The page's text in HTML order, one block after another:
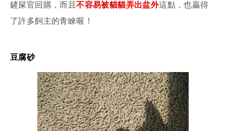
鏟屎官回購，而且不容易被貓貓弄出盆外這點，也贏得
了許多飼主的青睞喔！
豆腐砂